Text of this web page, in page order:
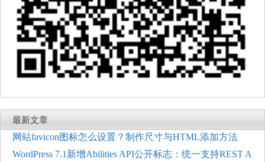
最新文章
网站favicon图标怎么设置？制作尺寸与HTML添加方法
WordPress 7.1新增Abilities API公开标志：统一支持REST A